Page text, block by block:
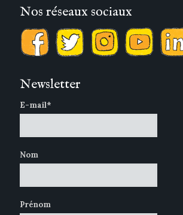
Nos réseaux sociaux
Newsletter
E-mail*
Nom
Prénom